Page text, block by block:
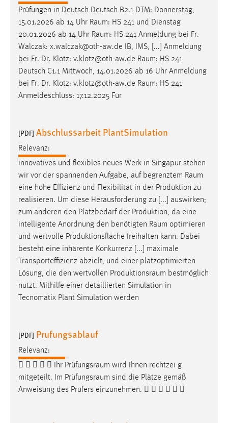
Prüfungen in Deutsch Deutsch B2.1 DTM: Donnerstag,
15.01.2026 ab 14 Uhr Raum: HS 241 und Dienstag
20.01.2026 ab 14 Uhr Raum: HS 241 Anmeldung bei Fr.
Walczak: x.walczak@oth-aw.de IB, IMS, [...] Anmeldung
bei Fr. Dr. Klotz: v.klotz@oth-aw.de Raum: HS 241
Deutsch C1.1 Mittwoch, 14.01.2026 ab 16 Uhr Anmeldung
bei Fr. Dr. Klotz: v.klotz@oth-aw.de Raum: HS 241
Anmeldeschluss: 17.12.2025 Für
[PDF] Abschlussarbeit PlantSimulation
Relevanz:
innovatives und flexibles neues Werk in Singapur stehen
wir vor der spannenden Aufgabe, auf begrenztem Raum
eine hohe Effizienz und Flexibilität in der Produktion zu
realisieren. Um diese Herausforderung zu [...] auswirken;
zum anderen den Platzbedarf der Produktion, da eine
intelligente Anordnung den benötigten Raum optimieren
und wertvolle Produktionsfläche freihalten kann. Dabei
besteht eine inhärente Konkurrenz [...] maximale
Transporteffizienz abzielt, und einer platzoptimierten
Lösung, die den wertvollen Produktionsraum bestmöglich
nutzt. Mithilfe einer detaillierten Simulation in
Tecnomatix Plant Simulation werden
[PDF] Prufungsablauf
Relevanz:
     Ihr Prüfungsraum wird Ihnen rechtzei g
mitgeteilt. Im Prüfungsraum sind die Plätze gemäß
Anweisung des Prüfers einzunehmen.      
Cookie Laufzeit:
24 Stunden
STATISTIK
Statistik Cookies erfassen Informationen anonym.
Diese Informationen helfen uns zu verstehen, wie
Matomo
Name:
_pk_ref, _pk_cvar, _pk_id, _pk_ses
Zweck:
Cookie Laufzeit:
Max. 13 Monate
MARKETING
Marketing Cookies werden von Drittanbietern
verwendet, um personalisierte Werbung anzuzeigen.
Google Ads
Name:
_gcl_au
Anbieter: